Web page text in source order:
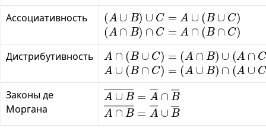
Ассоциативность
(A∪B)∪C=A∪(B∪C)
(A∩B)∩ C= A∩(B∩ C
Дистрибутивность
A∩(B∪C)=(A∩B)∪(A∩C)
A∪ ( B∩ C) =(A ∪B)∩ ( A∪C )
Законы де
Моргана
A∪B―=A―∩B―
A∩B―=A― ∪B